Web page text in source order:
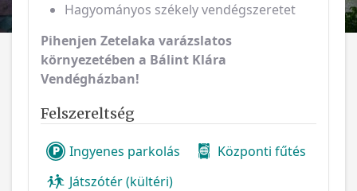
Hagyományos székely vendégszeretet
Pihenjen Zetelaka varázslatos
környezetében a Bálint Klára
Vendégházban!
Felszereltség
Ingyenes parkolás
Központi fűtés
Játszótér (kültéri)